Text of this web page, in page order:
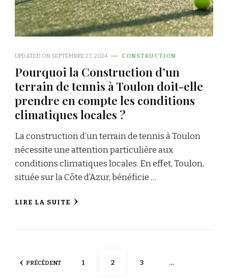
UPDATED ON SEPTEMBRE 27, 2024 CONSTRUCTION
Pourquoi la Construction d’un
terrain de tennis à Toulon doit-elle
prendre en compte les conditions
climatiques locales ?
La construction d’un terrain de tennis à Toulon
nécessite une attention particulière aux
conditions climatiques locales. En effet, Toulon,
située sur la Côte d’Azur, bénéficie …
LIRE LA SUITE
Pagination
PRÉCÉDENT PAGE
1 PAGE
2 PAGE
3 …